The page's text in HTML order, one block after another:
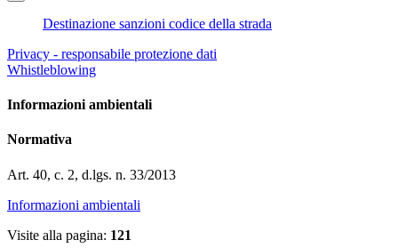
Destinazione sanzioni codice della strada
Privacy - responsabile protezione dati
Whistleblowing
Informazioni ambientali
Normativa
Art. 40, c. 2, d.lgs. n. 33/2013
Informazioni ambientali
Visite alla pagina: 121